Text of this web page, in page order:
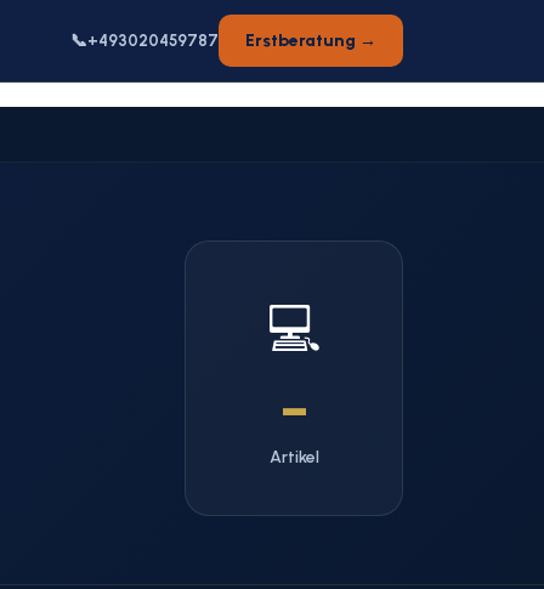
📞+493020459787 Erstberatung →
💻
–
Artikel